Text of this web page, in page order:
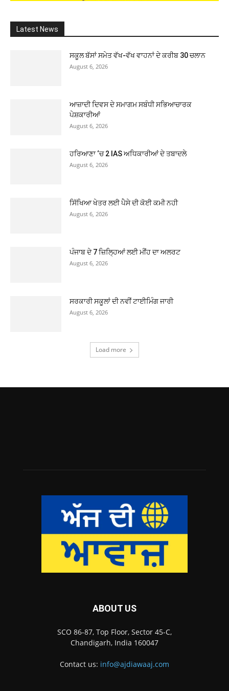
Latest News
ਸਕੂਲ ਬੱਸਾਂ ਸਮੇਤ ਵੱਖ-ਵੱਖ ਵਾਹਨਾਂ ਦੇ ਕਰੀਬ 30 ਚਲਾਨ
August 6, 2026
ਆਜ਼ਾਦੀ ਦਿਵਸ ਦੇ ਸਮਾਗਮ ਸਬੰਧੀ ਸਭਿਆਚਾਰਕ
ਪੇਸ਼ਕਾਰੀਆਂ
August 6, 2026
ਹਰਿਆਣਾ ‘ਚ 2 IAS ਅਧਿਕਾਰੀਆਂ ਦੇ ਤਬਾਦਲੇ
August 6, 2026
ਸਿੱਖਿਆ ਖੇਤਰ ਲਈ ਪੈਸੇ ਦੀ ਕੋਈ ਕਮੀ ਨਹੀ
August 6, 2026
ਪੰਜਾਬ ਦੇ 7 ਜ਼ਿਲ੍ਹਿਆਂ ਲਈ ਮੀਂਹ ਦਾ ਅਲਰਟ
August 6, 2026
ਸਰਕਾਰੀ ਸਕੂਲਾਂ ਦੀ ਨਵੀਂ ਟਾਈਮਿੰਗ ਜਾਰੀ
August 6, 2026
Load more
ABOUT US
SCO 86-87, Top Floor, Sector 45-C,
Chandigarh, India 160047
Contact us: info@ajdiawaaj.com